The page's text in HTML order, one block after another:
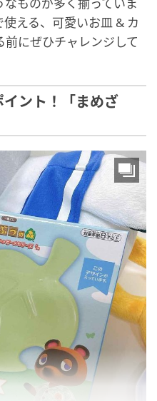
える、可愛いお皿 & カ
前にぜひチャレンジして
ント！「まめざ